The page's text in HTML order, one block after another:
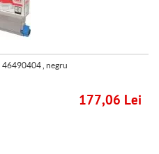
, negru
177,06 Lei